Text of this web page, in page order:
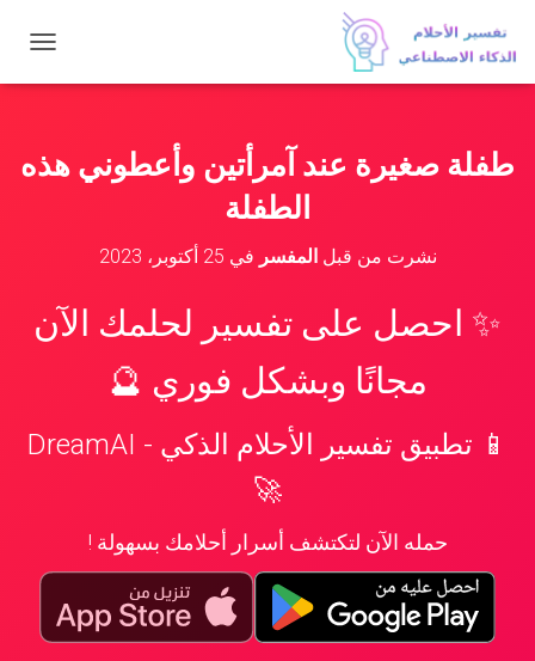
ب
ا
طفلة صغيرة عند آمرأتين وأعطوني هذه
الطفلة
نشرت من قبلالمفسر في 25 أكتوبر، 2023
✨ احصل على تفسير لحلمك الآن
مجانًا وبشكل فوري 🔮
📱 تطبيق تفسير الأحلام الذكي - DreamAI
🚀
حمله الآن لتكتشف أسرار أحلامك بسهولة !